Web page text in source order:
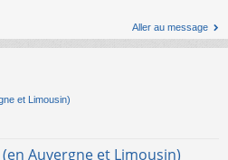
Aller au message
et Limousin)
Auvergne et Limousin)